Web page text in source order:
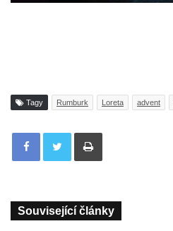
Tagy Rumburk Loreta advent
Tisknout
Související články